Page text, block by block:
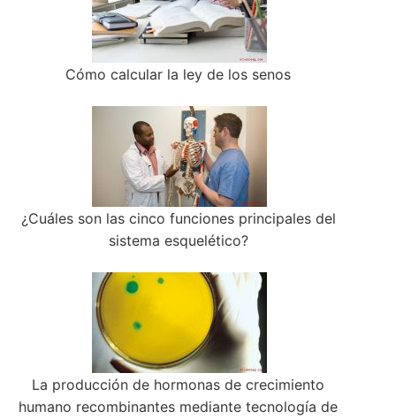
Cómo calcular la ley de los senos
¿Cuáles son las cinco funciones principales del
sistema esquelético?
La producción de hormonas de crecimiento
humano recombinantes mediante tecnología de